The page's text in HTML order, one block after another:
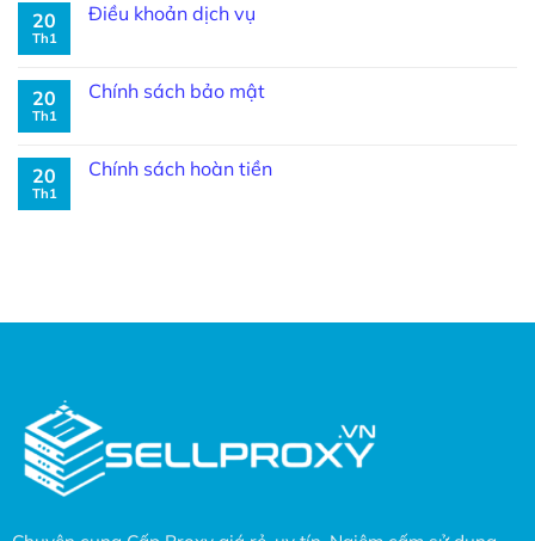
20
Th1
Điều khoản dịch vụ
20
Th1
Chính sách bảo mật
20
Th1
Chính sách hoàn tiền